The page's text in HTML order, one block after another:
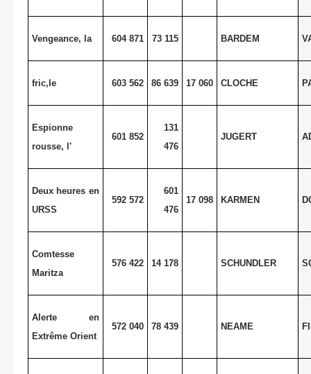
Vengeance, la 604 871 73 115 BARDEM
fric,le 603 562 86 639 17 060 CLOCHE
Espionne
rousse, l'
601 852
131
476
JUGERT
Deux heures en
URSS
592 572
601
476
17 098 KARMEN
Comtesse
Maritza
576 422 14 178 SCHUNDLER
Alerte en
Extrême Orient
572 040 78 439 NEAME